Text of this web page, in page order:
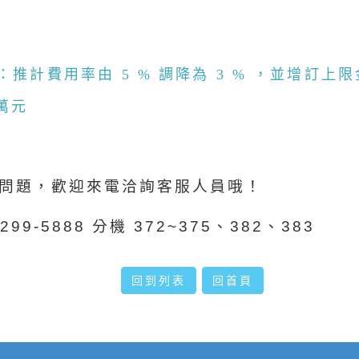
推計費用率由 5 % 調降為 3 % ，並增訂上限
元
題，歡迎來電洽詢客服人員哦！
5888 分機 372~375、382、383
回到列表 回首頁